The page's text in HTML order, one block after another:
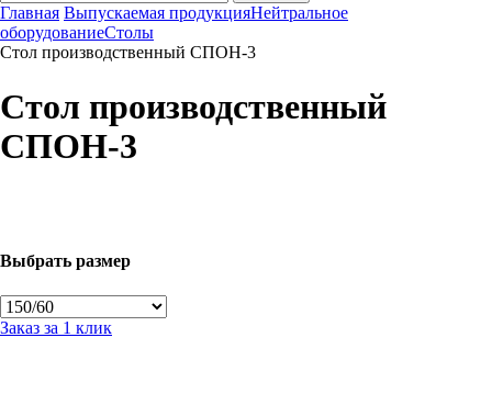
Главная Выпускаемая продукцияНейтральное
оборудованиеСтолы
Стол производственный СПОН-3
Стол производственный
СПОН-3
Выбрать размер
Заказ за 1 клик